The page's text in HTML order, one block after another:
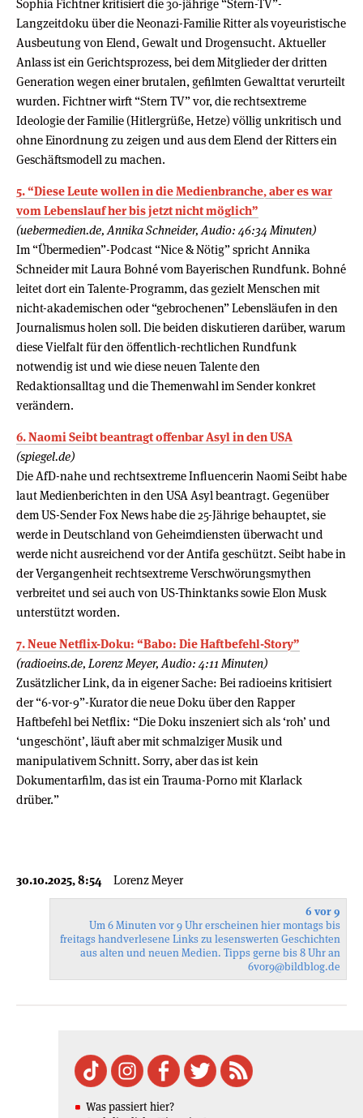
Sophia Fichtner kritisiert die 30-jährige “Stern-TV”-
Langzeitdoku über die Neonazi-Familie Ritter als voyeuristische
Ausbeutung von Elend, Gewalt und Drogensucht. Aktueller
Anlass ist ein Gerichtsprozess, bei dem Mitglieder der dritten
Generation wegen einer brutalen, gefilmten Gewalttat verurteilt
wurden. Fichtner wirft “Stern TV” vor, die rechtsextreme
Ideologie der Familie (Hitlergrüße, Hetze) völlig unkritisch und
ohne Einordnung zu zeigen und aus dem Elend der Ritters ein
Geschäftsmodell zu machen.
5. “Diese Leute wollen in die Medienbranche, aber es war
vom Lebenslauf her bis jetzt nicht möglich”
(uebermedien.de, Annika Schneider, Audio: 46:34 Minuten)
Im “Übermedien”-Podcast “Nice & Nötig” spricht Annika
Schneider mit Laura Bohné vom Bayerischen Rundfunk. Bohné
leitet dort ein Talente-Programm, das gezielt Menschen mit
nicht-akademischen oder “gebrochenen” Lebensläufen in den
Journalismus holen soll. Die beiden diskutieren darüber, warum
diese Vielfalt für den öffentlich-rechtlichen Rundfunk
notwendig ist und wie diese neuen Talente den
Redaktionsalltag und die Themenwahl im Sender konkret
verändern.
6. Naomi Seibt beantragt offenbar Asyl in den USA
(spiegel.de)
Die AfD-nahe und rechtsextreme Influencerin Naomi Seibt habe
laut Medienberichten in den USA Asyl beantragt. Gegenüber
dem US-Sender Fox News habe die 25-Jährige behauptet, sie
werde in Deutschland von Geheimdiensten überwacht und
werde nicht ausreichend vor der Antifa geschützt. Seibt habe in
der Vergangenheit rechtsextreme Verschwörungsmythen
verbreitet und sei auch von US-Thinktanks sowie Elon Musk
unterstützt worden.
7. Neue Netflix-Doku: “Babo: Die Haftbefehl-Story”
(radioeins.de, Lorenz Meyer, Audio: 4:11 Minuten)
Zusätzlicher Link, da in eigener Sache: Bei radioeins kritisiert
der “6-vor-9”-Kurator die neue Doku über den Rapper
Haftbefehl bei Netflix: “Die Doku inszeniert sich als ‘roh’ und
‘ungeschönt’, läuft aber mit schmalziger Musik und
manipulativem Schnitt. Sorry, aber das ist kein
Dokumentarfilm, das ist ein Trauma-Porno mit Klarlack
drüber.”
30.10.2025, 8:54 Lorenz Meyer
6 vor 9
Um 6 Minuten vor 9 Uhr erscheinen hier montags bis
freitags handverlesene Links zu lesenswerten Geschichten
aus alten und neuen Medien. Tipps gerne bis 8 Uhr an
6vor9@bildblog.de
Was passiert hier?